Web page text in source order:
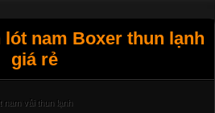
lót nam Boxer thun lạnh
giá rẻ
nam vải thun lạnh